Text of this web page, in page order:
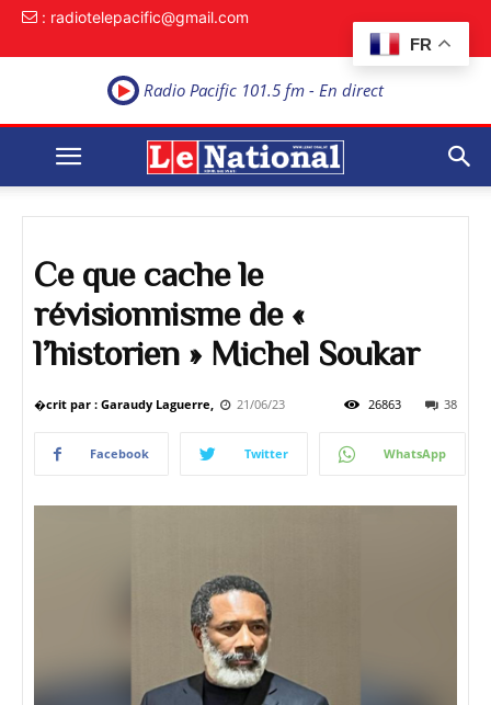
FR
: radiotelepacific@gmail.com
Radio Pacific 101.5 fm - En direct
Ce que cache le
révisionnisme de «
l’historien » Michel Soukar
�crit par : Garaudy Laguerre, 21/06/23 38
26863
Facebook Twitter WhatsApp